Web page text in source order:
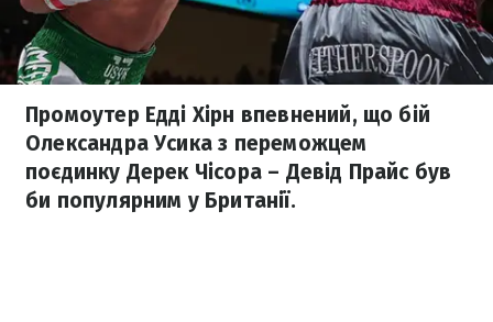
Промоутер Едді Хірн впевнений, що бій
Олександра Усика з переможцем
поєдинку Дерек Чісора – Девід Прайс був
би популярним у Британії.